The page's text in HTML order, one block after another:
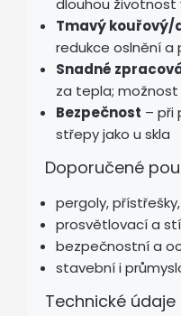
dlouhou životnost
Tmavý
redukce oslnění
Snadné
za tepla;
Bezpečnost – při
střepy jako u skla
Doporučené
pergoly,
prosvětlovací a
bezpečnostní a
stavební i
Technické údaje